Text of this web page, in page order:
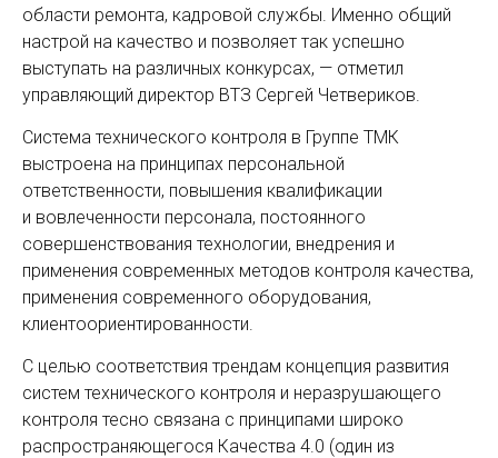
области ремонта, кадровой службы. Именно общий
настрой на качество и позволяет так успешно
выступать на различных конкурсах, — отметил
управляющий директор ВТЗ Сергей Четвериков.
Система технического контроля в Группе ТМК
выстроена на принципах персональной
ответственности, повышения квалификации
и вовлеченности персонала, постоянного
совершенствования технологии, внедрения и
применения современных методов контроля качества,
применения современного оборудования,
клиентоориентированности.
С целью соответствия трендам концепция развития
систем технического контроля и неразрушающего
контроля тесно связана с принципами широко
распространяющегося Качества 4.0 (один из